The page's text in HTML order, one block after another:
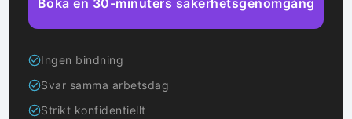
Boka en 30-minuters säkerhetsgenomgång
Ingen bindning
Svar samma arbetsdag
Strikt konfidentiellt